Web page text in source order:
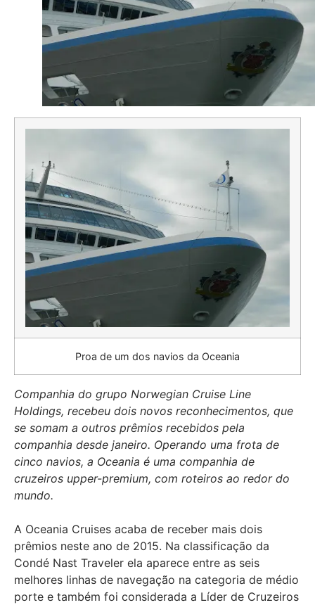
Proa de um dos navios da Oceania
Companhia do grupo Norwegian Cruise Line
Holdings, recebeu dois novos reconhecimentos, que
se somam a outros prêmios recebidos pela
companhia desde janeiro. Operando uma frota de
cinco navios, a Oceania é uma companhia de
cruzeiros upper-premium, com roteiros ao redor do
mundo.
A Oceania Cruises acaba de receber mais dois
prêmios neste ano de 2015. Na classificação da
Condé Nast Traveler ela aparece entre as seis
melhores linhas de navegação na categoria de médio
porte e também foi considerada a Líder de Cruzeiros